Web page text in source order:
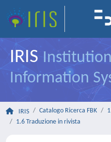
IRIS
Information
IRIS Catalogo Ricerca FBK
1.6 Traduzione in rivista